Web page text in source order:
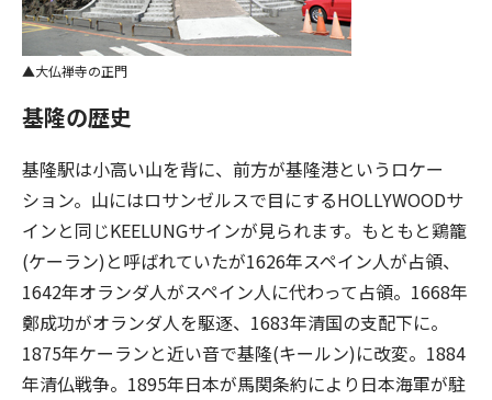
大仏禅寺の正門
基隆の歴史
基隆駅は小高い山を背に、前方が基隆港というロケー
ション。山にはロサンゼルスで目にするHOLLYWOODサ
インと同じKEELUNGサインが見られます。もともと鶏籠
(ケーラン)と呼ばれていたが1626年スペイン人が占領、
1642年オランダ人がスペイン人に代わって占領。1668年
鄭成功がオランダ人を駆逐、1683年清国の支配下に。
1875年ケーランと近い音で基隆(キールン)に改変。1884
年清仏戦争。1895年日本が馬関条約により日本海軍が駐